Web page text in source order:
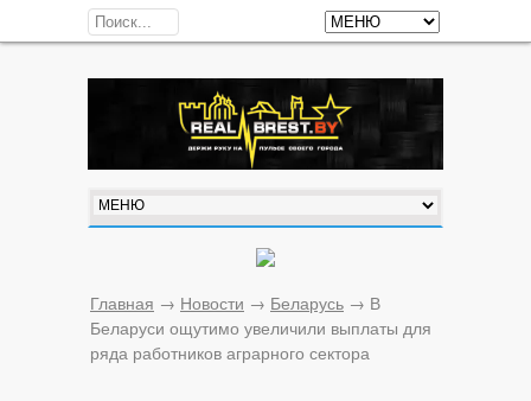
Главная → Новости → Беларусь → В
Беларуси ощутимо увеличили выплаты для
ряда работников аграрного сектора